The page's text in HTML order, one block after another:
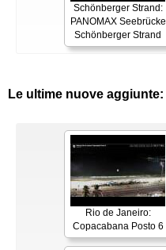
Schönberger Strand:
PANOMAX Seebrücke
Schönberger Strand
Le ultime nuove aggiunte:
Rio de Janeiro:
Copacabana Posto 6